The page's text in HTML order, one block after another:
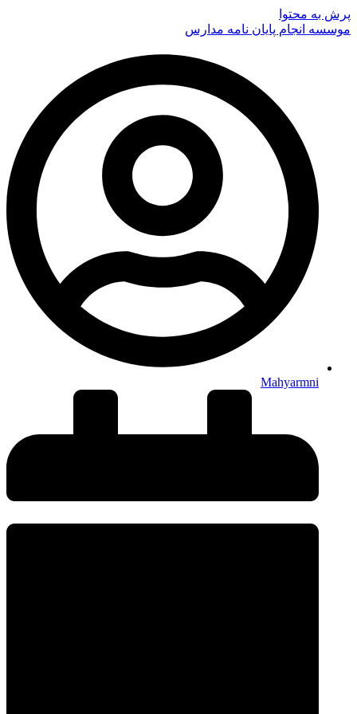
پرش به محتوا
موسسه انجام پایان نامه مدارس
Mahyarmni